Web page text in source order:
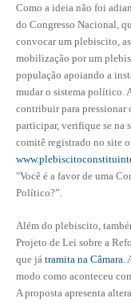
LEI 5.194/1966 –
LEI 6.496/1977 – ART
RES 1.002/2002 –
HOMOLOGAÇÕES
PISO SALARIAL
FIQUE POR DENTRO
OPORTUNIDADES
APRESENTAÇÃO
EMPREGO E ESTÁGIO
Como a ideia não foi
do Congresso Nacional,
convocar um plebiscito,
mobilização por um
população apoiando a
mudar o sistema político.
contribuir para pressionar
participar, verifique se na
comitê registrado no site
"Você é a favor de uma
Político?”.
Além do plebiscito,
Projeto de Lei sobre a
que já tramita na Câmara
modo como aconteceu
A proposta apresenta